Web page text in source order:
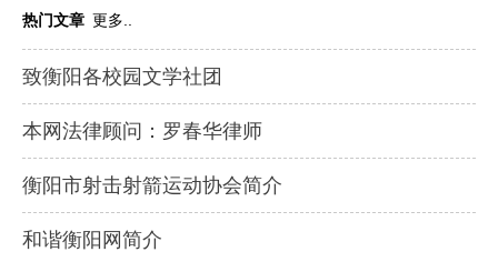
热门文章 更多..
致衡阳各校园文学社团
本网法律顾问：罗春华律师
衡阳市射击射箭运动协会简介
和谐衡阳网简介